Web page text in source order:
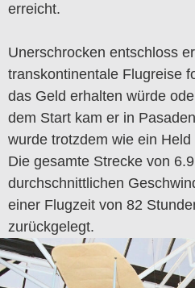
erreicht.
Unerschrocken entschloss
transkontinentale Flugreise
das Geld erhalten würde
dem Start kam er in
wurde trotzdem wie ein
Die gesamte Strecke von
durchschnittlichen
einer Flugzeit von 82
zurückgelegt.